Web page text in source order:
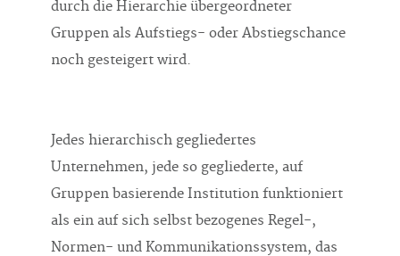
durch die Hierarchie übergeordneter
Gruppen als Aufstiegs- oder Abstiegschance
noch gesteigert wird.
Jedes hierarchisch gegliedertes
Unternehmen, jede so gegliederte, auf
Gruppen basierende Institution funktioniert
als ein auf sich selbst bezogenes Regel-,
Normen- und Kommunikationssystem, das